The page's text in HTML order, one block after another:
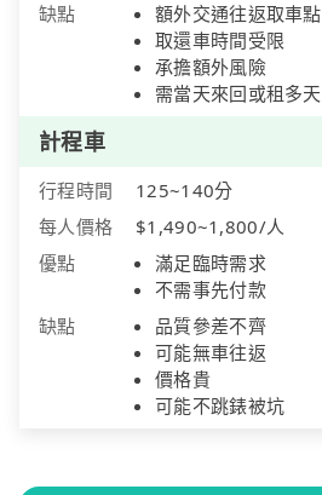
缺點
額外交通往返取車點
取還車時間受限
承擔額外風險
需當天來回或租多天
計程車
行程時間
125~140分
每人價格
$1,490~1,800/人
優點
滿足臨時需求
不需事先付款
缺點
品質參差不齊
可能無車往返
價格貴
可能不跳錶被坑